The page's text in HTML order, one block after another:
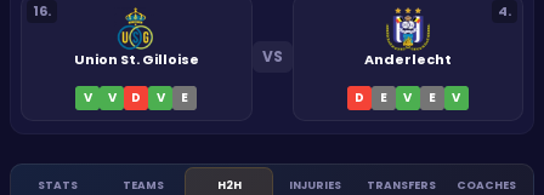
16.
Union St. Gilloise
V V D V E
VS
4.
Anderlecht
D E V E V
STATS TEAMS H2H INJURIES TRANSFERS COACHES